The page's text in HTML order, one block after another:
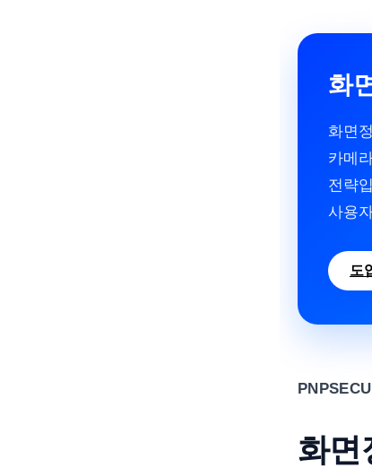
화
화면
카메
전략
사용
도
화면